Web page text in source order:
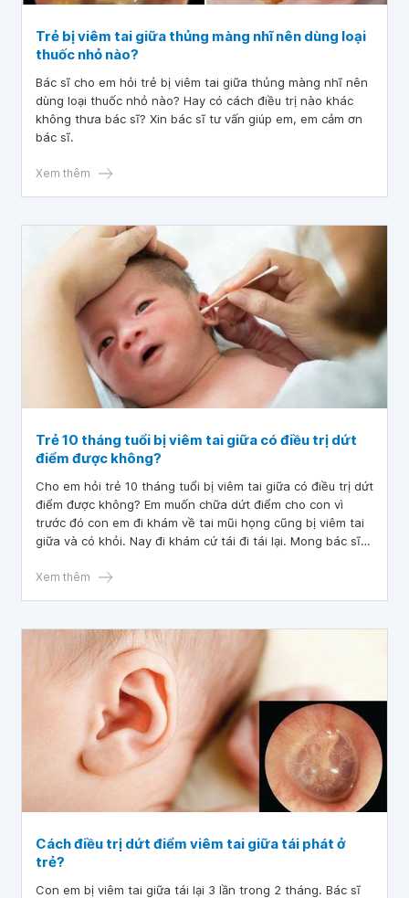
Trẻ bị viêm tai giữa thủng màng nhĩ nên dùng loại
thuốc nhỏ nào?
Bác sĩ cho em hỏi trẻ bị viêm tai giữa thủng màng nhĩ nên
dùng loại thuốc nhỏ nào? Hay có cách điều trị nào khác
không thưa bác sĩ? Xin bác sĩ tư vấn giúp em, em cảm ơn
bác sĩ.
Xem thêm
Trẻ 10 tháng tuổi bị viêm tai giữa có điều trị dứt
điểm được không?
Cho em hỏi trẻ 10 tháng tuổi bị viêm tai giữa có điều trị dứt
điểm được không? Em muốn chữa dứt điểm cho con vì
trước đó con em đi khám về tai mũi họng cũng bị viêm tai
giữa và có khỏi. Nay đi khám cứ tái đi tái lại. Mong bác sĩ
Xem thêm
Cách điều trị dứt điểm viêm tai giữa tái phát ở
trẻ?
Con em bị viêm tai giữa tái lại 3 lần trong 2 tháng. Bác sĩ